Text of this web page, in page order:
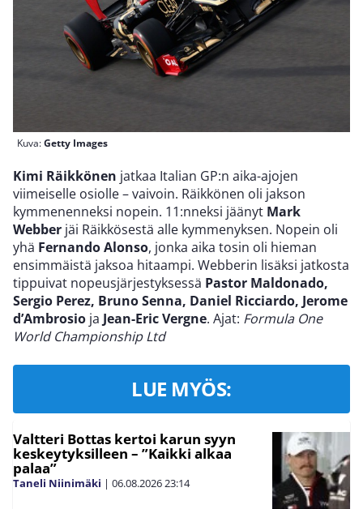
Kuva:Getty Images
Kimi Räikkönen jatkaa Italian GP:n aika-ajojen
viimeiselle osiolle – vaivoin. Räikkönen oli jakson
kymmenenneksi nopein. 11:nneksi jäänyt Mark
Webber jäi Räikkösestä alle kymmenyksen. Nopein oli
yhä Fernando Alonso, jonka aika tosin oli hieman
ensimmäistä jaksoa hitaampi. Webberin lisäksi jatkosta
tippuivat nopeusjärjestyksessä Pastor Maldonado,
Sergio Perez, Bruno Senna, Daniel Ricciardo, Jerome
d’Ambrosio ja Jean-Eric Vergne. Ajat: Formula One
World Championship Ltd
LUE MYÖS:
Valtteri Bottas kertoi karun syyn
keskeytyksilleen – ”Kaikki alkaa
palaa”
Taneli Niinimäki | 06.08.202623:14